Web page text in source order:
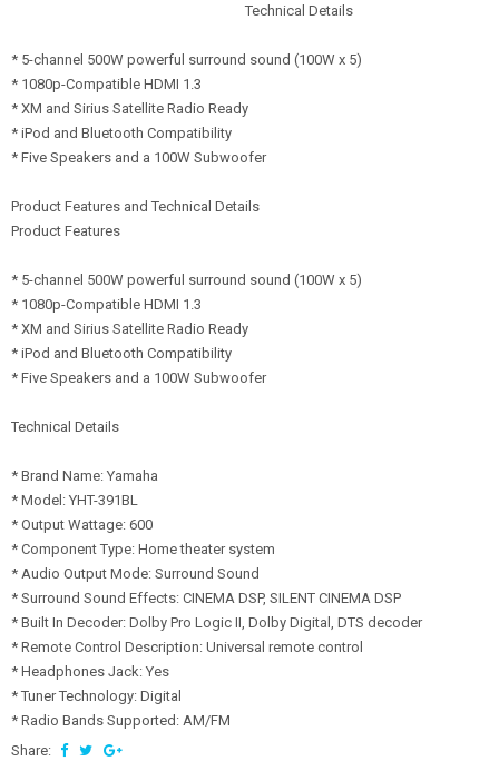
Technical Details
* 5-channel 500W powerful surround sound (100W x 5)
* 1080p-Compatible HDMI 1.3
* XM and Sirius Satellite Radio Ready
* iPod and Bluetooth Compatibility
* Five Speakers and a 100W Subwoofer
Product Features and Technical Details
Product Features
* 5-channel 500W powerful surround sound (100W x 5)
* 1080p-Compatible HDMI 1.3
* XM and Sirius Satellite Radio Ready
* iPod and Bluetooth Compatibility
* Five Speakers and a 100W Subwoofer
Technical Details
* Brand Name: Yamaha
* Model: YHT-391BL
* Output Wattage: 600
* Component Type: Home theater system
* Audio Output Mode: Surround Sound
* Surround Sound Effects: CINEMA DSP, SILENT CINEMA DSP
* Built In Decoder: Dolby Pro Logic II, Dolby Digital, DTS decoder
* Remote Control Description: Universal remote control
* Headphones Jack: Yes
* Tuner Technology: Digital
* Radio Bands Supported: AM/FM
Share: